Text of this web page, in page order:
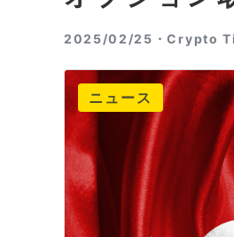
2025/02/25・Crypto
ニュース